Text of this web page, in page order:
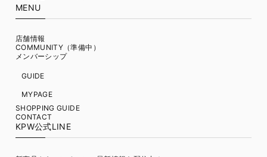
MENU
店舗情報
COMMUNITY（準備中）
メンバーシップ
GUIDE
MYPAGE
SHOPPING GUIDE
CONTACT
KPW公式LINE